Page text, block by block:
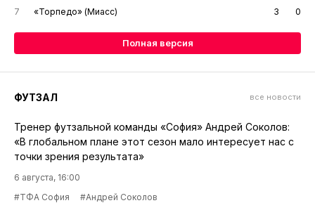
7
«Торпедо» (Миасс) 3 0
Полная версия
ФУТЗАЛ все новости
Тренер футзальной команды «София» Андрей Соколов:
«В глобальном плане этот сезон мало интересует нас с
точки зрения результата»
6 августа, 16:00
#ТФА София
#Андрей Соколов